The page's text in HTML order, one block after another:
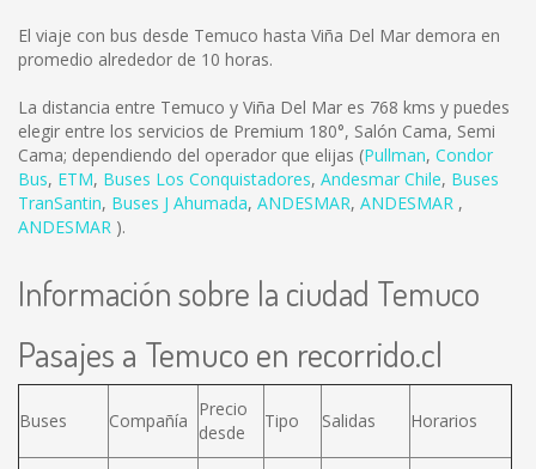
El viaje con bus desde Temuco hasta Viña Del Mar demora en
promedio alrededor de 10 horas.
La distancia entre Temuco y Viña Del Mar es 768 kms y puedes
elegir entre los servicios de Premium 180°, Salón Cama, Semi
Cama; dependiendo del operador que elijas (Pullman, Condor
Bus, ETM, Buses Los Conquistadores, Andesmar Chile, Buses
TranSantin, Buses J Ahumada, ANDESMAR, ANDESMAR ,
ANDESMAR ).
Información sobre la ciudad Temuco
Pasajes a Temuco en recorrido.cl
Buses Compañía
Precio
desde
Tipo Salidas Horarios